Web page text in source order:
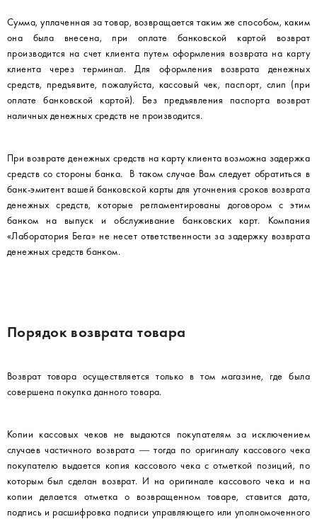
Сумма, уплаченная за товар, возвращается таким же способом, каким
она была внесена, при оплате банковской картой возврат
производится на счет клиента путем оформления возврата на карту
клиента через терминал. Для оформления возврата денежных
средств, предъявите, пожалуйста, кассовый чек, паспорт, слип (при
оплате банковской картой). Без предъявления паспорта возврат
наличных денежных средств не производится.
При возврате денежных средств на карту клиента возможна задержка
средств со стороны банка. В таком случае Вам следует обратиться в
банк-эмитент вашей банковской карты для уточнения сроков возврата
денежных средств, которые регламентированы договором с этим
банком на выпуск и обслуживание банковских карт. Компания
«Лаборатория Бега» не несет ответственности за задержку возврата
денежных средств банком.
Порядок возврата товара
Возврат товара осуществляется только в том магазине, где была
совершена покупка данного товара.
Копии кассовых чеков не выдаются покупателям за исключением
случаев частичного возврата — тогда по оригиналу кассового чека
покупателю выдается копия кассового чека с отметкой позиций, по
которым был сделан возврат. И на оригинале кассового чека и на
копии делается отметка о возвращенном товаре, ставится дата,
подпись и расшифровка подписи управляющего или уполномоченного